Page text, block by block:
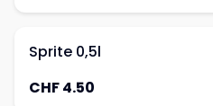
Sprite 0,5l
CHF 4.50